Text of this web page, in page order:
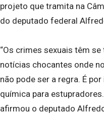
projeto que tramita na
do deputado federal
“Os crimes sexuais têm
notícias chocantes onde
não pode ser a regra. É
química para
afirmou o deputado